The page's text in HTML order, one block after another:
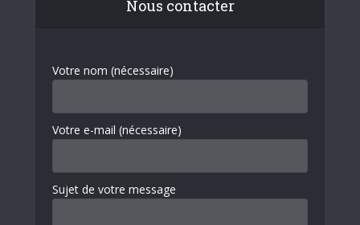
Nous contacter
Votre nom (nécessaire)
Votre e-mail (nécessaire)
Sujet de votre message